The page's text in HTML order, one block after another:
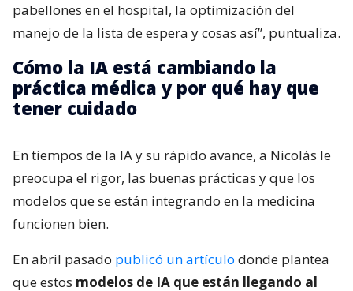
pabellones en el hospital, la optimización del
manejo de la lista de espera y cosas así”, puntualiza.
Cómo la IA está cambiando la
práctica médica y por qué hay que
tener cuidado
En tiempos de la IA y su rápido avance, a Nicolás le
preocupa el rigor, las buenas prácticas y que los
modelos que se están integrando en la medicina
funcionen bien.
En abril pasado publicó un artículo donde plantea
que estos modelos de IA que están llegando al